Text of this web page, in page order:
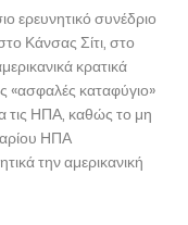
ερευνητικό συνέδριο
Κάνσας Σίτι, στο
κρατικά
«ασφαλές καταφύγιο»
τις ΗΠΑ, καθώς το μη
ΗΠΑ
την αμερικανική